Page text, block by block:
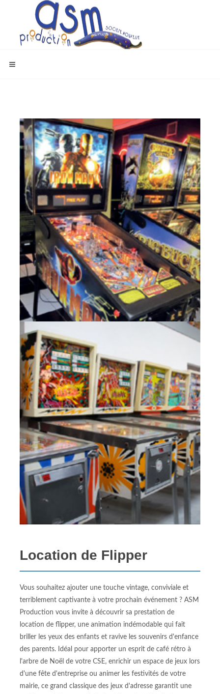
Location de Flipper
Vous souhaitez ajouter une touche vintage, conviviale et
terriblement captivante à votre prochain événement ? ASM
Production vous invite à découvrir sa prestation de
location de flipper, une animation indémodable qui fait
briller les yeux des enfants et ravive les souvenirs d'enfance
des parents. Idéal pour apporter un esprit de café rétro à
l'arbre de Noël de votre CSE, enrichir un espace de jeux lors
d'une fête d'entreprise ou animer les festivités de votre
mairie, ce grand classique des jeux d'adresse garantit une